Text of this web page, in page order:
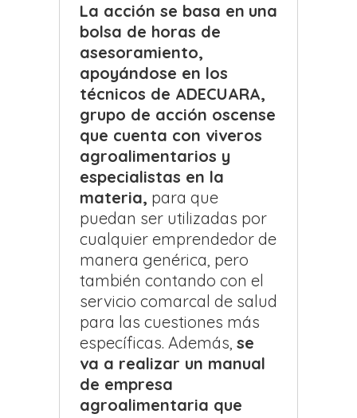
La acción se basa en una
bolsa de horas de
asesoramiento,
apoyándose en los
técnicos de ADECUARA,
grupo de acción oscense
que cuenta con viveros
agroalimentarios y
especialistas en la
materia, para que
puedan ser utilizadas por
cualquier emprendedor de
manera genérica, pero
también contando con el
servicio comarcal de salud
para las cuestiones más
específicas. Además, se
va a realizar un manual
de empresa
agroalimentaria que